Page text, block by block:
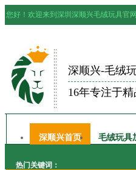
您好！欢迎来到深圳深顺兴毛绒玩具官网
深顺兴-毛绒
16年专注于
深顺兴首页 毛绒玩具
热门关键词：